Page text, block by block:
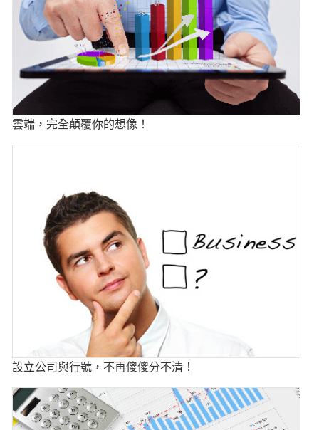
雲端，完全顛覆你的想像！
設立公司與行號，不再傻傻分不清！